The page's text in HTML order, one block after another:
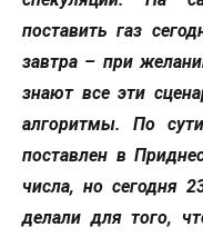
поставить газ
завтра – при
знают все эти
алгоритмы. По
поставлен в
числа, но сегодня
делали для того,